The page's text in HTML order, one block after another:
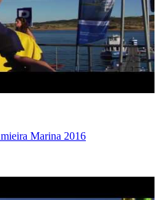
Marina 2016